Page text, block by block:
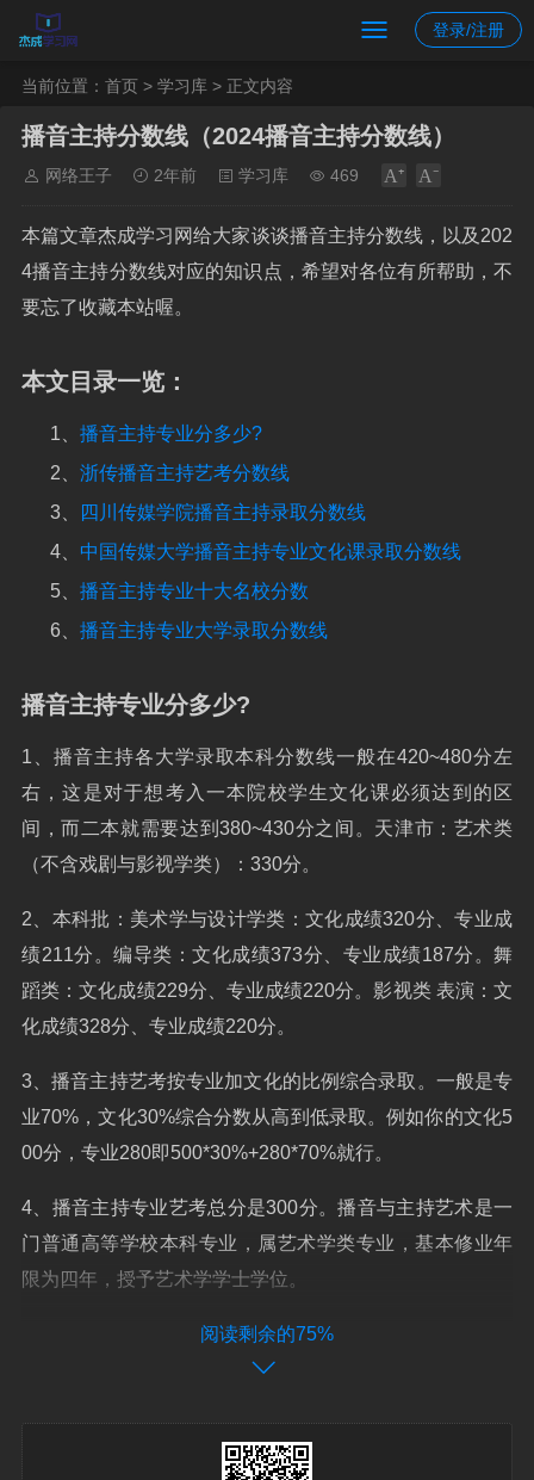
登录/注册
当前位置： 首页 > 学习库 > 正文内容
播音主持分数线（2024播音主持分数线）
网络王子 2年前 学习库 469
本篇文章杰成学习网给大家谈谈播音主持分数线，以及202
4播音主持分数线对应的知识点，希望对各位有所帮助，不
要忘了收藏本站喔。
本文目录一览：
1、 播音主持专业分多少?
2、 浙传播音主持艺考分数线
3、
四川传媒学院播音主持录取分数线
4、 中国传媒大学播音主持专业文化课录取分数线
5、 播音主持专业十大名校分数
6、 播音主持专业大学录取分数线
播音主持专业分多少?
1、播音主持各大学录取本科分数线一般在420~480分左
右，这是对于想考入一本院校学生文化课必须达到的区
间，而二本就需要达到380~430分之间。天津市：艺术类
（不含戏剧与影视学类）：330分。
2、本科批：美术学与设计学类：文化成绩320分、专业成
绩211分。编导类：文化成绩373分、专业成绩187分。舞
蹈类：文化成绩229分、专业成绩220分。影视类 表演：文
化成绩328分、专业成绩220分。
3、播音主持艺考按专业加文化的比例综合录取。一般是专
业70%，文化30%综合分数从高到低录取。例如你的文化5
00分，专业280即500*30%+280*70%就行。
4、播音主持专业艺考总分是300分。播音与主持艺术是一
门普通高等学校本科专业，属艺术学类专业，基本修业年
限为四年，授予艺术学学士学位。
5、播音主持专业大学录取分数线如下：艺考播音主持这一
专业本科线一般在420~480分左右，这是对于想考入一本
430分之间。艺考学播音主持文化课高考录取分数至少在三
阅读剩余的75%